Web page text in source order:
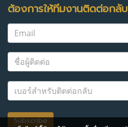
ต้องการให้ทีมงานติดต่อกลับ
Subscribe